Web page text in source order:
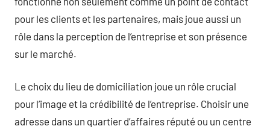
pour les clients et les partenaires, mais joue aussi un
rôle dans la perception de l’entreprise et son présence
sur le marché.
Le choix du lieu de domiciliation joue un rôle crucial
pour l’image et la crédibilité de l’entreprise. Choisir une
adresse dans un quartier d’affaires réputé ou un centre